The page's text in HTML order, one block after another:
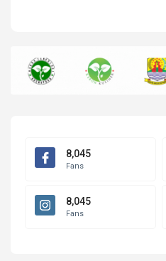
8,045
Fans
8,045
Fans